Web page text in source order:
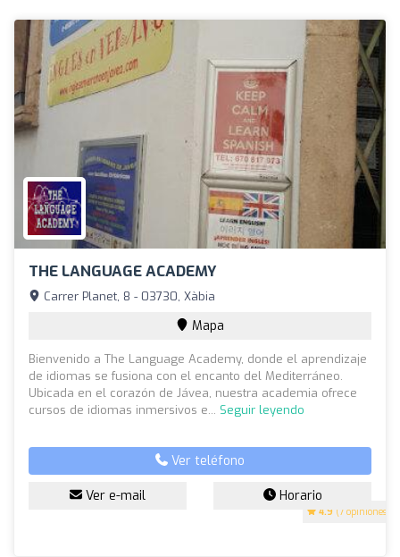
THE LANGUAGE ACADEMY
4.9 (7 opiniones)
Carrer Planet, 8 - 03730, Xàbia
Mapa
Bienvenido a The Language Academy, donde el aprendizaje
de idiomas se fusiona con el encanto del Mediterráneo.
Ubicada en el corazón de Jávea, nuestra academia ofrece
cursos de idiomas inmersivos e... Seguir leyendo
Ver teléfono
Ver e-mail Horario